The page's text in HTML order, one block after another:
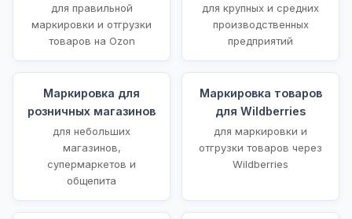
для правильной
маркировки и отгрузки
товаров на Ozon
для крупных и средних
производственных
предприятий
Маркировка для
розничных магазинов
для небольших
магазинов,
супермаркетов и
общепита
Маркировка товаров
для Wildberries
для маркировки и
отгрузки товаров через
Wildberries